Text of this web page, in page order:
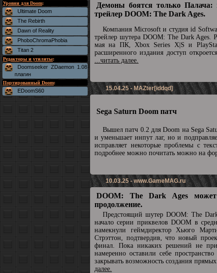
Уровни для Doom:
Ultimate Doom
The Rebirth
Dawn of Reality
PhoboChromaPhobia
Titan 2
Редакторы и утилиты:
Doomseeker ZDaemon 1.08
плагин
Портированный Doom:
EDoomS60
Демоны боятся только Палача:
трейлер DOOM: The Dark Ages.
Компания Microsoft и студия id
трейлер шутера DOOM: The Dark Ages.
мая на ПК, Xbox Series X|S и
расширенного издания доступ
...читать далее.
15.04.25 - MAZter[iddqd]
Sega Saturn Doom патч
Вышел патч 0.2 для Doom на Sega
и уменьшает инпут лаг, но и
исправляет некоторые проблемы с
подробнее можно почитать можно на
10.03.25 -www.GameMAG.ru
DOOM: The Dark Ages может
продолжение.
Предстоящий шутер DOOM: The
начало серии приквелов DOOM в
намекнули геймдиректор Хьюго
Стрэттон, подтвердив, что новый
финал. Пока никаких решений не
намеренно оставили себе
закрывать возможность создания
далее.